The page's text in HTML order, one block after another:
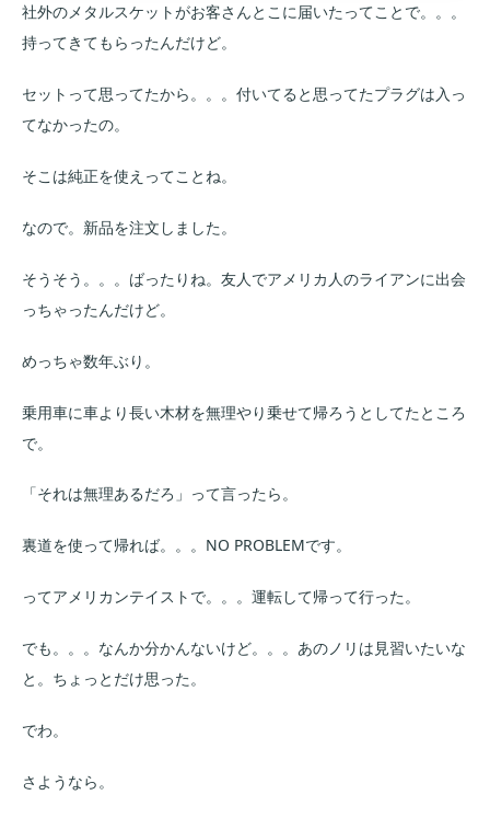
社外のメタルスケットがお客さんとこに届いたってことで。。。
持ってきてもらったんだけど。
セットって思ってたから。。。付いてると思ってたプラグは入っ
てなかったの。
そこは純正を使えってことね。
なので。新品を注文しました。
そうそう。。。ばったりね。友人でアメリカ人のライアンに出会
っちゃったんだけど。
めっちゃ数年ぶり。
乗用車に車より長い木材を無理やり乗せて帰ろうとしてたところ
で。
「それは無理あるだろ」って言ったら。
裏道を使って帰れば。。。NO PROBLEMです。
ってアメリカンテイストで。。。運転して帰って行った。
でも。。。なんか分かんないけど。。。あのノリは見習いたいな
と。ちょっとだけ思った。
でわ。
さようなら。